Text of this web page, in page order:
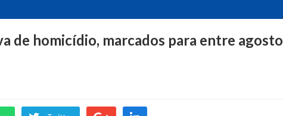
de homicídio, marcados para entre agosto